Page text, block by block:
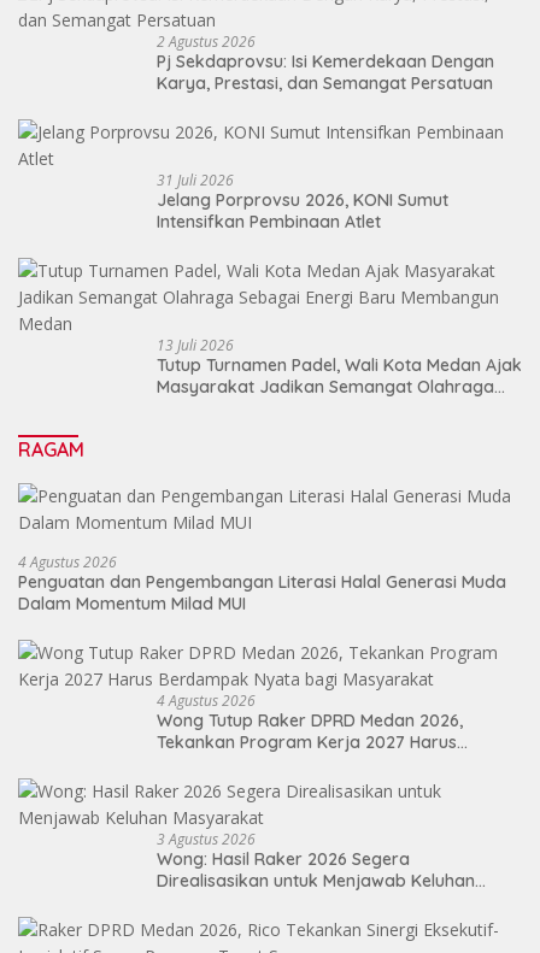
2 Agustus 2026
Pj Sekdaprovsu: Isi Kemerdekaan Dengan
Karya, Prestasi, dan Semangat Persatuan
31 Juli 2026
Jelang Porprovsu 2026, KONI Sumut
Intensifkan Pembinaan Atlet
13 Juli 2026
Tutup Turnamen Padel, Wali Kota Medan Ajak
Masyarakat Jadikan Semangat Olahraga
RAGAM
4 Agustus 2026
Penguatan dan Pengembangan Literasi Halal Generasi Muda
Dalam Momentum Milad MUI
4 Agustus 2026
Wong Tutup Raker DPRD Medan 2026,
Tekankan Program Kerja 2027 Harus
3 Agustus 2026
Wong: Hasil Raker 2026 Segera
Direalisasikan untuk Menjawab Keluhan